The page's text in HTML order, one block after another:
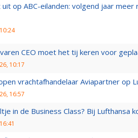
op ABC-eilanden: volgend jaar
CEO moet het tij keren voor
10:17
vrachtafhandelaar Aviapartner op
16:57
in de Business Class? Bij Lufthansa